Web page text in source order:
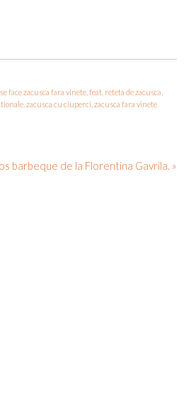
face zacusca fara vinete feat reteta de zacusca
zacusca cu ciuperci zacusca fara vinete
barbeque de la Florentina Gavrila. »